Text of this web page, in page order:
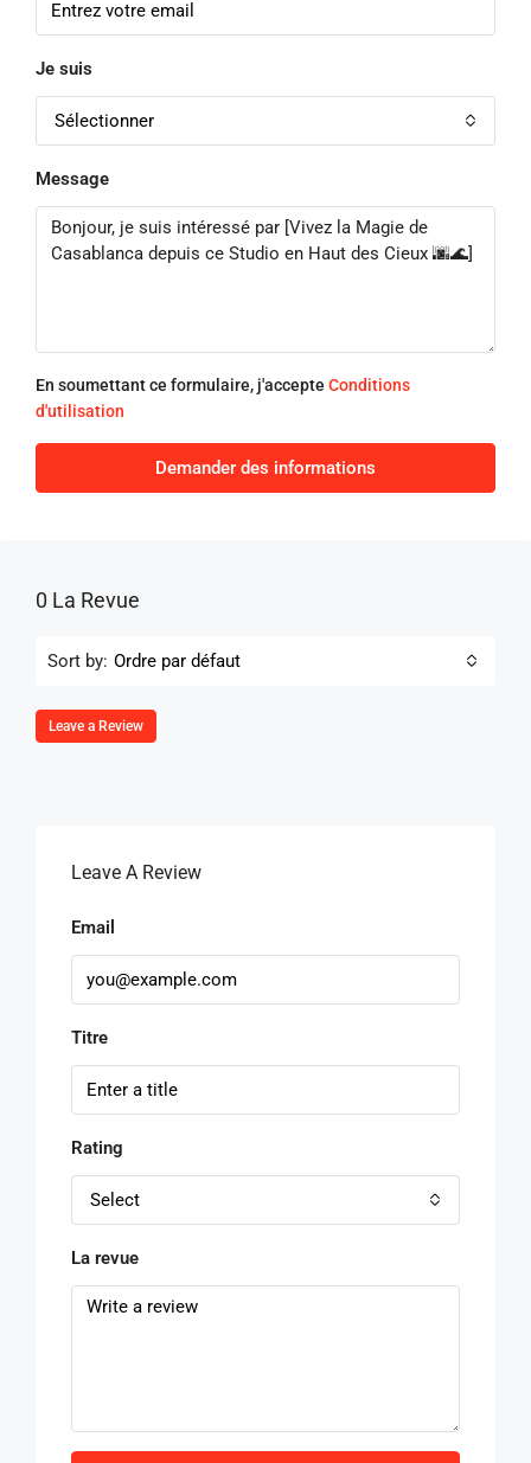
Je suis
Sélectionner
Message
En soumettant ce formulaire, j'accepte Conditions
d'utilisation
Demander des informations
0 La Revue
Sort by: Ordre par défaut
Leave a Review
Leave A Review
Email
Titre
Rating
Select
La revue